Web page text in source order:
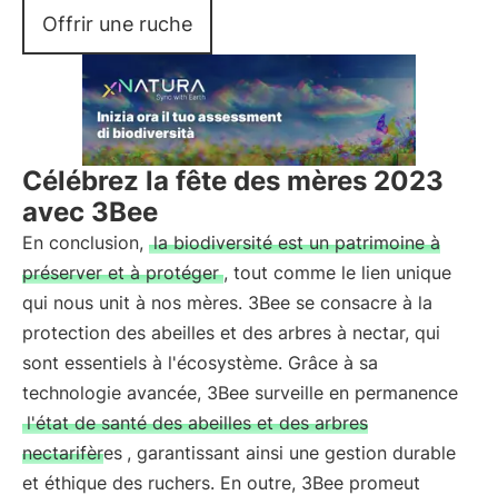
Offrir une ruche
Célébrez la fête des mères 2023
avec 3Bee
En conclusion, la biodiversité est un patrimoine à
préserver et à protéger , tout comme le lien unique
qui nous unit à nos mères. 3Bee se consacre à la
protection des abeilles et des arbres à nectar, qui
sont essentiels à l'écosystème. Grâce à sa
technologie avancée, 3Bee surveille en permanence
l'état de santé des abeilles et des arbres
nectarifères , garantissant ainsi une gestion durable
et éthique des ruchers. En outre, 3Bee promeut